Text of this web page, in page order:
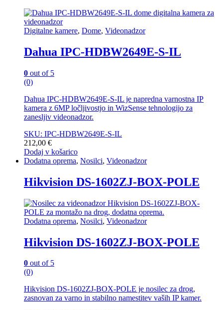
Digitalne kamere, Dome, Videonadzor
Dahua IPC-HDBW2649E-S-IL
0 out of 5
(0)
Dahua IPC-HDBW2649E-S-IL je napredna varnostna IP
kamera z 6MP ločljivostjo in WizSense tehnologijo za
zanesljiv videonadzor.
SKU: IPC-HDBW2649E-S-IL
212,00 €
Dodaj v košarico
Dodatna oprema, Nosilci, Videonadzor
Hikvision DS-1602ZJ-BOX-POLE
Dodatna oprema, Nosilci, Videonadzor
Hikvision DS-1602ZJ-BOX-POLE
0 out of 5
(0)
Hikvision DS-1602ZJ-BOX-POLE je nosilec za drog,
zasnovan za varno in stabilno namestitev vaših IP kamer.